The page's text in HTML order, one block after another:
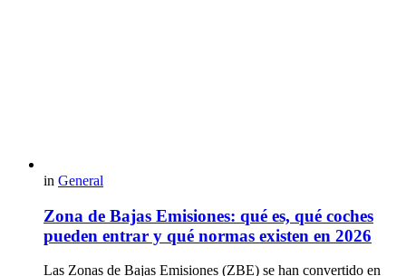
in General
Zona de Bajas Emisiones: qué es, qué coches
pueden entrar y qué normas existen en 2026
Las Zonas de Bajas Emisiones (ZBE) se han convertido en